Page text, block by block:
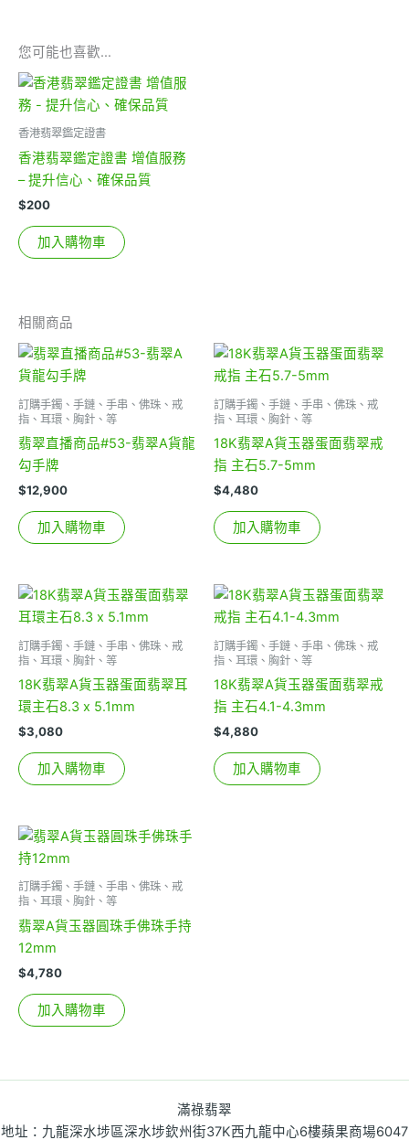
您可能也喜歡…
香港翡翠鑑定證書
香港翡翠鑑定證書 增值服務
– 提升信心、確保品質
$200
加入購物車
相關商品
訂購手鐲、手鏈、手串、佛珠、戒
指、耳環、胸針、等
翡翠直播商品#53-翡翠A貨龍
勾手牌
$12,900
加入購物車
訂購手鐲、手鏈、手串、佛珠、戒
指、耳環、胸針、等
18K翡翠A貨玉器蛋面翡翠戒
指 主石5.7-5mm
$4,480
加入購物車
訂購手鐲、手鏈、手串、佛珠、戒
指、耳環、胸針、等
18K翡翠A貨玉器蛋面翡翠耳
環主石8.3 x 5.1mm
$3,080
加入購物車
訂購手鐲、手鏈、手串、佛珠、戒
指、耳環、胸針、等
18K翡翠A貨玉器蛋面翡翠戒
指 主石4.1-4.3mm
$4,880
加入購物車
訂購手鐲、手鏈、手串、佛珠、戒
指、耳環、胸針、等
翡翠A貨玉器圓珠手佛珠手持
12mm
$4,780
加入購物車
滿祿翡翠
地址：九龍深水埗區深水埗欽州街37K西九龍中心6樓蘋果商場6047